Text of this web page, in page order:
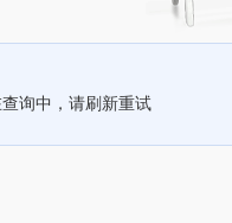
询中，请刷新重试